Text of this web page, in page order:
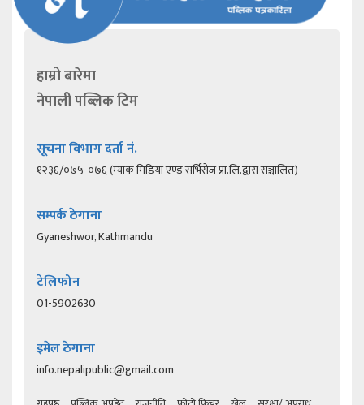
हाम्रो बारेमा
नेपाली पब्लिक टिम
सूचना विभाग दर्ता नं.
१२३६/०७५-०७६ (म्याक मिडिया एण्ड सर्भिसेज प्रा.लि.द्वारा सञ्चालित)
सम्पर्क ठेगाना
Gyaneshwor, Kathmandu
टेलिफोन
01-5902630
इमेल ठेगाना
info.nepalipublic@gmail.com